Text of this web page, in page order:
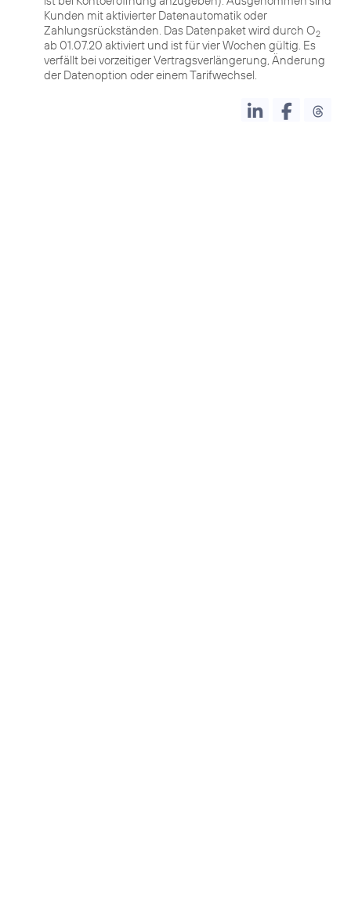
Kunden mit aktivierter Datenautomatik oder
Zahlungsrückständen. Das Datenpaket wird durch O2
ab 01.07.20 aktiviert und ist für vier Wochen gültig. Es
verfällt bei vorzeitiger Vertragsverlängerung, Änderung
der Datenoption oder einem Tarifwechsel.